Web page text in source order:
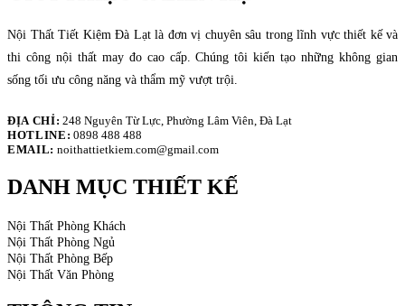
Nội Thất Tiết Kiệm Đà Lạt là đơn vị chuyên sâu trong lĩnh vực thiết kế và
thi công nội thất may đo cao cấp. Chúng tôi kiến tạo những không gian
sống tối ưu công năng và thẩm mỹ vượt trội.
ĐỊA CHỈ: 248 Nguyên Từ Lực, Phường Lâm Viên, Đà Lạt
HOTLINE: 0898 488 488
EMAIL: noithattietkiem.com@gmail.com
DANH MỤC THIẾT KẾ
Nội Thất Phòng Khách
Nội Thất Phòng Ngủ
Nội Thất Phòng Bếp
Nội Thất Văn Phòng